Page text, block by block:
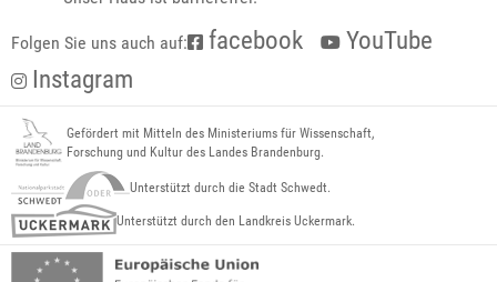
Folgen Sie uns auch auf: facebook
YouTube
Instagram
Gefördert mit Mitteln des Ministeriums für Wissenschaft,
Forschung und Kultur des Landes Brandenburg.
Unterstützt durch die Stadt Schwedt.
Unterstützt durch den Landkreis Uckermark.